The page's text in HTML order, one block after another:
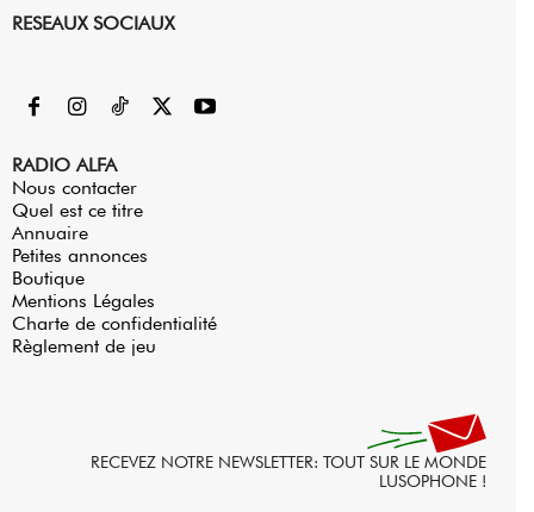
RESEAUX SOCIAUX
RADIO ALFA
Nous contacter
Quel est ce titre
Annuaire
Petites annonces
Boutique
Mentions Légales
Charte de confidentialité
Règlement de jeu
RECEVEZ NOTRE NEWSLETTER: TOUT SUR LE MONDE
LUSOPHONE !